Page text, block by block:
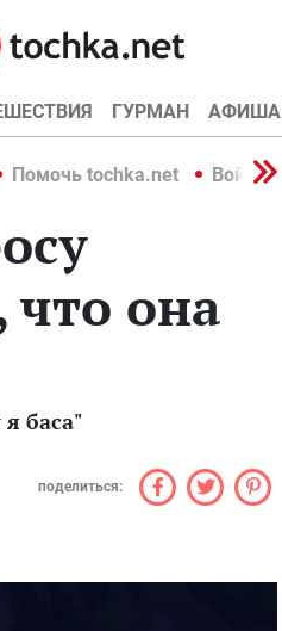
ГУРМАН АФИША
Помочь tochka.net Война
она
баса"
поделиться: